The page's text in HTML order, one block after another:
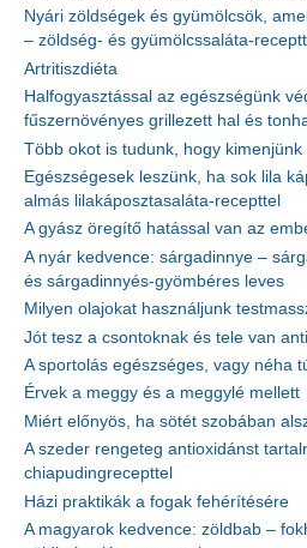
Nyári zöldségek és gyümölcsök,
– zöldség- és gyümölcssaláta-
Artritiszdiéta
Halfogyasztással az egészségünk
fűszernövényes grillezett hal és
Több okot is tudunk, hogy kimenjünk
Egészségesek leszünk, ha sok lila
almás lilakáposztasaláta-recepttel
A gyász öregítő hatással van az
A nyár kedvence: sárgadinnye –
és sárgadinnyés-gyömbéres leves
Milyen olajokat használjunk
Jót tesz a csontoknak és tele van
A sportolás egészséges, vagy néha
Érvek a meggy és a meggylé mellett
Miért előnyös, ha sötét szobában
A szeder rengeteg antioxidánst
chiapudingrecepttel
Házi praktikák a fogak fehérítésére
A magyarok kedvence: zöldbab –